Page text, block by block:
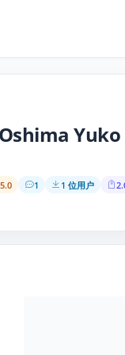
Yuko
5.0 1 1 位用户